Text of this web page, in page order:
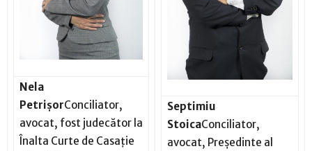
Nela
PetrișorConciliator,
avocat, fost judecător la
Înalta Curte de Casație
Septimiu
StoicaConciliator,
avocat, Președinte al